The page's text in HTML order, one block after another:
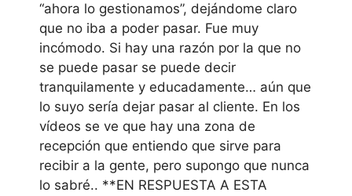
“ahora lo gestionamos”, dejándome claro
que no iba a poder pasar. Fue muy
incómodo. Si hay una razón por la que no
se puede pasar se puede decir
tranquilamente y educadamente… aún que
lo suyo sería dejar pasar al cliente. En los
vídeos se ve que hay una zona de
recepción que entiendo que sirve para
recibir a la gente, pero supongo que nunca
lo sabré.. **EN RESPUESTA A ESTA